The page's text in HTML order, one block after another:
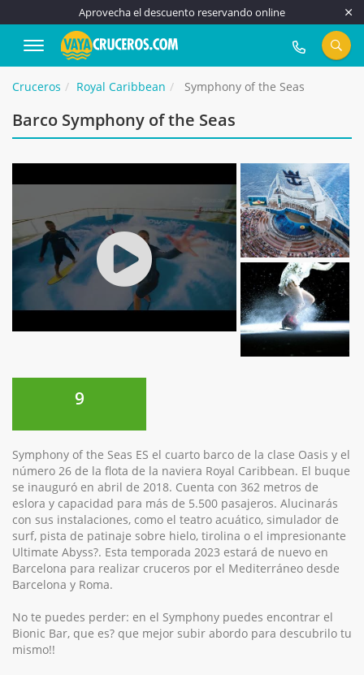
Aprovecha el descuento reservando online
917 815 555
Cruceros Royal Caribbean Symphony of the Seas
Barco Symphony of the Seas
9
Symphony of the Seas ES el cuarto barco de la clase Oasis y el
número 26 de la flota de la naviera Royal Caribbean. El buque
se inauguró en abril de 2018. Cuenta con 362 metros de
eslora y capacidad para más de 5.500 pasajeros. Alucinarás
con sus instalaciones, como el teatro acuático, simulador de
surf, pista de patinaje sobre hielo, tirolina o el impresionante
Ultimate Abyss?. Esta temporada 2023 estará de nuevo en
Barcelona para realizar cruceros por el Mediterráneo desde
Barcelona y Roma.
No te puedes perder: en el Symphony puedes encontrar el
Bionic Bar, que es? que mejor subir abordo para descubrilo tu
mismo!!